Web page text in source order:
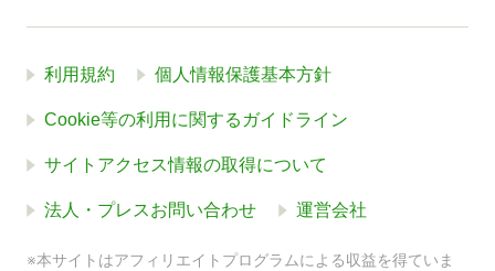
利用規約 個人情報保護基本方針
Cookie等の利用に関するガイドライン
サイトアクセス情報の取得について
法人・プレスお問い合わせ 運営会社
※本サイトはアフィリエイトプログラムによる収益を得ていま